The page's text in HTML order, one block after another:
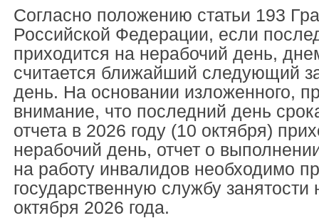
Согласно положению статьи 193
Российской Федерации, если
приходится на нерабочий день,
считается ближайший следующий
день. На основании изложенного,
внимание, что последний день
отчета в 2026 году (10 октября)
нерабочий день, отчет о
на работу инвалидов необходимо
государственную службу занятости
октября 2026 года.